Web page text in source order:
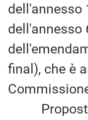
dell'annesso
dell'annesso
final), che è
Proposta